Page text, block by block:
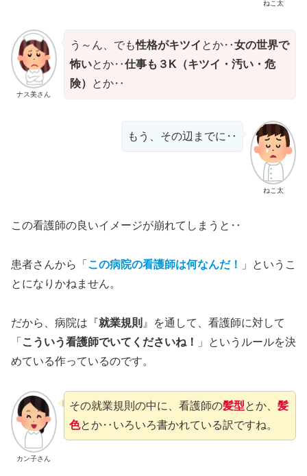
ねこ太
ナス美さん
う～ん、でも性格がキツイ とか‥女の世界で
怖いとか‥仕事も３K（キツイ・汚い・危
険）
とか‥
ねこ太
もう、その辺までに‥
この看護師の良いイメージが崩れてしまうと‥
患者さんから「 この病院の看護師は何なんだ！
」というこ
とになりかねません。
だから、病院は『就業規則 』を通して、看護師に対して
「 こういう看護師でいてくださいね！
」というルールを決
めている作っているのです。
カン子さん
その就業規則の中に、看護師の髪型とか、 髪
色とか‥いろいろ書かれている訳ですね。